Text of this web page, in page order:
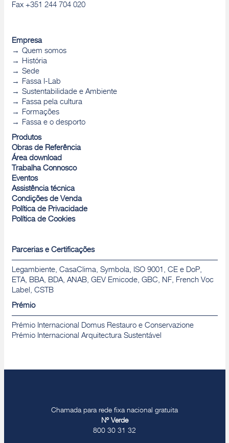
Fax +351 244 704 020
Empresa
Quem somos
História
Sede
Fassa I-Lab
Sustentabilidade e Ambiente
Fassa pela cultura
Formações
Fassa e o desporto
Produtos
Obras de Referência
Área download
Trabalha Connosco
Eventos
Assistência técnica
Condições de Venda
Política de Privacidade
Política de Cookies
Parcerias e Certificações
Legambiente, CasaClima, Symbola, ISO 9001, CE e DoP,
ETA, BBA, BDA, ANAB, GEV Emicode, GBC, NF, French Voc
Label, CSTB
Prémio
Prémio Internacional Domus Restauro e Conservazione
Prémio Internacional Arquitectura Sustentável
Chamada para rede fixa nacional gratuita
Nº Verde
800 30 31 32